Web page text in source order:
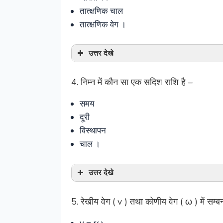
तात्क्षणिक चाल
तात्क्षणिक वेग ।
उत्तर देखे
4. निम्न में कौन सा एक सदिश राशि है –
समय
दूरी
विस्थापन
चाल ।
उत्तर देखे
5. रेखीय वेग ( v ) तथा कोणीय वेग ( ω ) में